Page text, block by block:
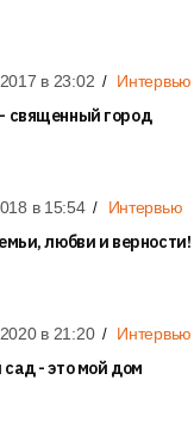
в 23:02 Интервью
священный город
в 15:54 Интервью
любви и верности!
в 21:20 Интервью
- это мой дом